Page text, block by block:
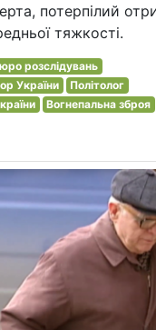
потерпілий
тяжкості.
розслідувань
України
Політолог
Вогнепальна зброя